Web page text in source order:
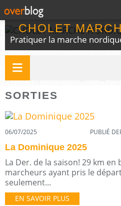
CHOLET
SORTIES
06/07/2025 PUBLIÉ
La Dominique 2025
La Der. de la saison! 29 km en
marcheurs ayant pris le
seulement...
EN SAVOIR PLUS